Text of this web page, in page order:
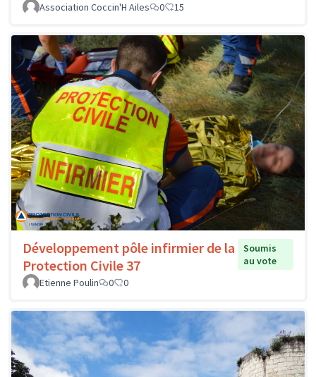
Association Coccin'H Ailes 0 15
Développement pôle infirmier de la
Protection Civile 37
Soumis
au vote
Etienne Poulin
0 0